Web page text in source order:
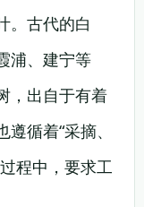
。古代的白
浦、建宁等
，出自于有着
循着“采摘、
程中，要求工